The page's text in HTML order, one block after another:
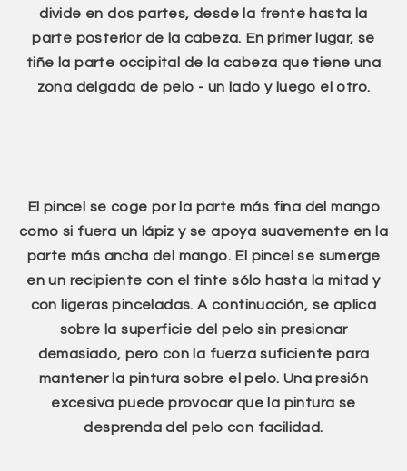
divide en dos partes, desde la frente hasta la
parte posterior de la cabeza. En primer lugar, se
tiñe la parte occipital de la cabeza que tiene una
zona delgada de pelo - un lado y luego el otro.
El pincel se coge por la parte más fina del mango
como si fuera un lápiz y se apoya suavemente en la
parte más ancha del mango. El pincel se sumerge
en un recipiente con el tinte sólo hasta la mitad y
con ligeras pinceladas. A continuación, se aplica
sobre la superficie del pelo sin presionar
demasiado, pero con la fuerza suficiente para
mantener la pintura sobre el pelo. Una presión
excesiva puede provocar que la pintura se
desprenda del pelo con facilidad.